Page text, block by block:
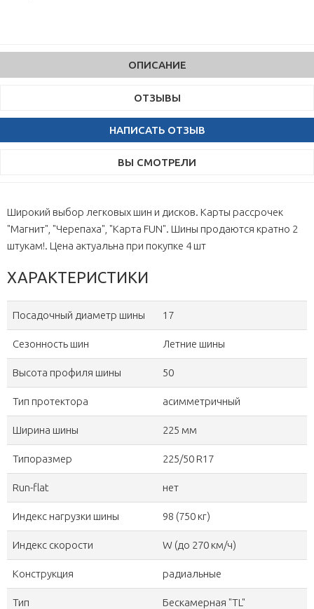
ОПИСАНИЕ
ОТЗЫВЫ
НАПИСАТЬ ОТЗЫВ
ВЫ СМОТРЕЛИ
Широкий выбор легковых шин и дисков. Карты рассрочек
"Магнит", "Черепаха", "Карта FUN". Шины продаются кратно 2
штукам!. Цена актуальна при покупке 4 шт
ХАРАКТЕРИСТИКИ
Посадочный диаметр шины 17
Сезонность шин Летние шины
Высота профиля шины 50
Тип протектора асимметричный
Ширина шины 225 мм
Типоразмер 225/50 R17
Run-flat нет
Индекс нагрузки шины 98 (750 кг)
Индекс скорости W (до 270 км/ч)
Конструкция радиальные
Тип Бескамерная "TL"